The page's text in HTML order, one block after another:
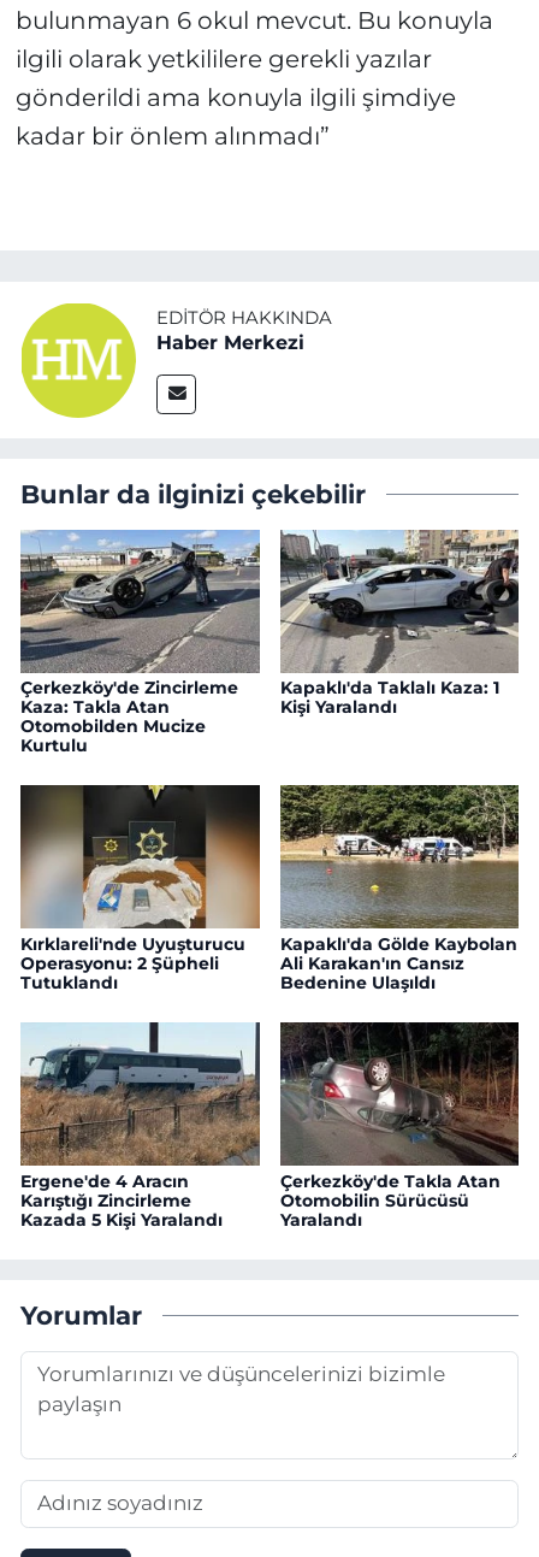
bulunmayan 6 okul mevcut. Bu konuyla
ilgili olarak yetkililere gerekli yazılar
gönderildi ama konuyla ilgili şimdiye
kadar bir önlem alınmadı”
EDITÖR HAKKINDA
Haber Merkezi
Bunlar da ilginizi çekebilir
Çerkezköy'de Zincirleme
Kaza: Takla Atan
Otomobilden Mucize
Kurtulu
Kapaklı'da Taklalı Kaza: 1
Kişi Yaralandı
Kırklareli'nde Uyuşturucu
Operasyonu: 2 Şüpheli
Tutuklandı
Kapaklı'da Gölde Kaybolan
Ali Karakan'ın Cansız
Bedenine Ulaşıldı
Ergene'de 4 Aracın
Karıştığı Zincirleme
Kazada 5 Kişi Yaralandı
Çerkezköy'de Takla Atan
Otomobilin Sürücüsü
Yaralandı
Yorumlar